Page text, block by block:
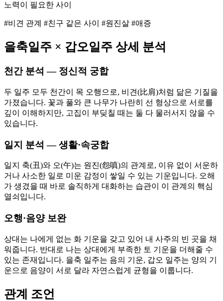
노력이 필요한 사이
#비견 관계 #친구 같은 사이 #원진살 #애증
을축일주 × 갑오일주 상세 분석
천간 분석 — 정신적 궁합
두 일주 모두 천간이 목 오행으로, 비견(比肩)처럼 닮은 기질을
가졌습니다. 꽃과 풀와 큰 나무가 나란히 선 형상으로 서로를
깊이 이해하지만, 고집이 부딪칠 때는 둘 다 물러서지 않을 수
있습니다.
일지 분석 — 생활·속궁합
일지 축(丑)와 오(午)는 원진(怨嗔)의 관계로, 이유 없이 서운하
거나 사소한 일로 미운 감정이 쌓일 수 있는 기운입니다. 오해
가 생겼을 때 바로 솔직하게 대화하는 습관이 이 관계의 핵심
열쇠입니다.
오행·음양 보완
상대는 나에게 없는 화 기운을 갖고 있어 내 사주의 빈 곳을 채
워줍니다. 반대로 나는 상대에게 부족한 토 기운을 더해줄 수
있는 존재입니다. 을축 일주는 음의 기운, 갑오 일주는 양의 기
운으로 음양이 서로 달라 자연스럽게 균형을 이룹니다.
관계 조언